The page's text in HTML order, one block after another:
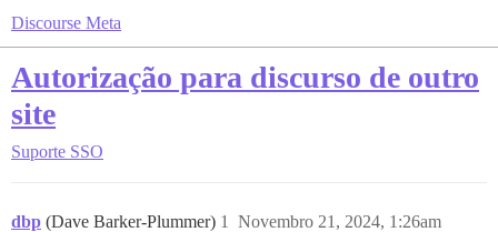
Discourse Meta
Autorização para discurso de outro
site
Suporte SSO
dbp (Dave Barker-Plummer) Novembro 21, 2024, 1:26am
1